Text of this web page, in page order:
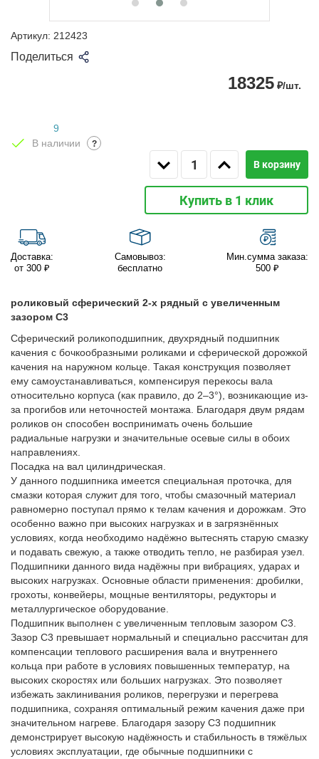
Артикул: 212423
Поделиться
18325 ₽/шт.
9
В наличии
?
В корзину
Купить в 1 клик
Доставка:
от 300 ₽
Самовывоз:
бесплатно
Мин.сумма заказа:
500 ₽
роликовый сферический 2-х рядный с увеличенным
зазором C3
Сферический роликоподшипник, двухрядный подшипник
качения с бочкообразными роликами и сферической дорожкой
качения на наружном кольце. Такая конструкция позволяет
ему самоустанавливаться, компенсируя перекосы вала
относительно корпуса (как правило, до 2–3°), возникающие из-
за прогибов или неточностей монтажа. Благодаря двум рядам
роликов он способен воспринимать очень большие
радиальные нагрузки и значительные осевые силы в обоих
направлениях.
Посадка на вал цилиндрическая.
У данного подшипника имеется специальная проточка, для
смазки которая служит для того, чтобы смазочный материал
равномерно поступал прямо к телам качения и дорожкам. Это
особенно важно при высоких нагрузках и в загрязнённых
условиях, когда необходимо надёжно вытеснять старую смазку
и подавать свежую, а также отводить тепло, не разбирая узел.
Подшипники данного вида надёжны при вибрациях, ударах и
высоких нагрузках. Основные области применения: дробилки,
грохоты, конвейеры, мощные вентиляторы, редукторы и
металлургическое оборудование.
Подшипник выполнен с увеличенным тепловым зазором C3.
Зазор C3 превышает нормальный и специально рассчитан для
компенсации теплового расширения вала и внутреннего
кольца при работе в условиях повышенных температур, на
высоких скоростях или больших нагрузках. Это позволяет
избежать заклинивания роликов, перегрузки и перегрева
подшипника, сохраняя оптимальный режим качения даже при
значительном нагреве. Благодаря зазору C3 подшипник
демонстрирует высокую надёжность и стабильность в тяжёлых
условиях эксплуатации, где обычные подшипники с